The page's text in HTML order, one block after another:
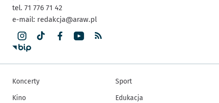
tel. 71 776 71 42
e-mail: redakcja@araw.pl
Koncerty
Kino
Sport
Edukacja